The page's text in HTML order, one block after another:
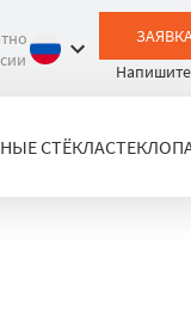
СТЁКЛА